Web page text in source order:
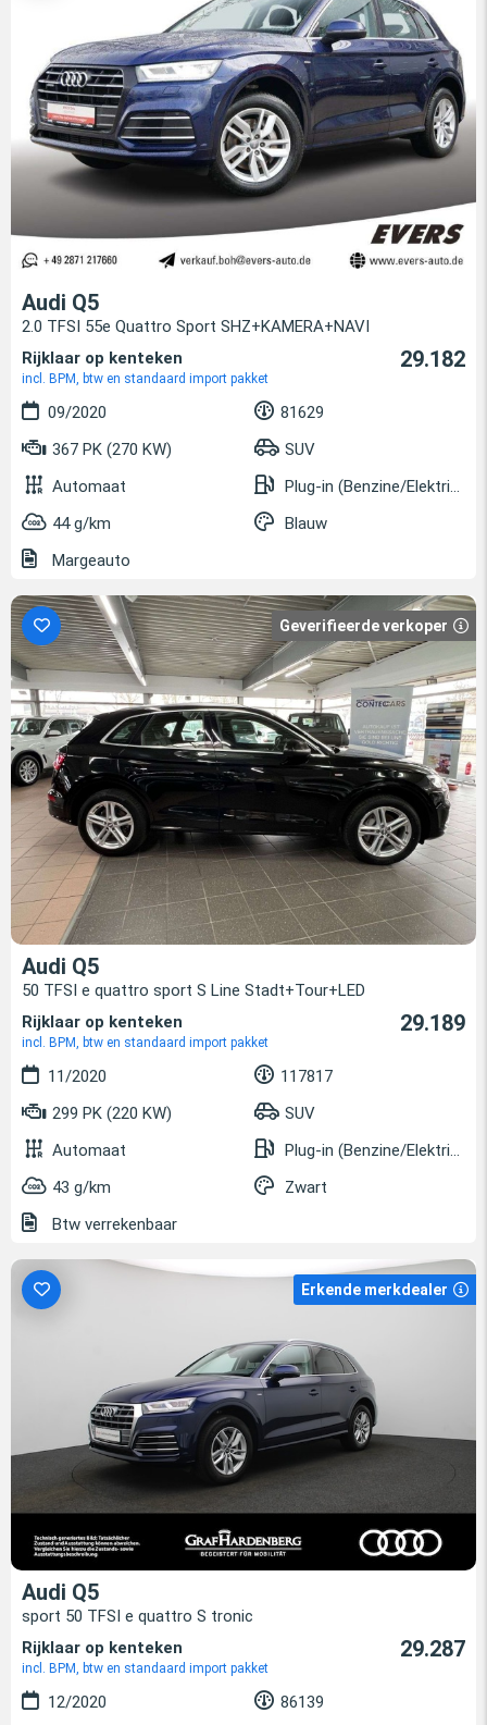
Audi Q5
2.0 TFSI 55e Quattro Sport SHZ+KAMERA+NAVI
Rijklaar op kenteken
incl. BPM, btw en standaard import pakket
29.182
09/2020
81629
367 PK (270 KW)
SUV
Automaat
Plug-in (Benzine/Elektrisch)
44 g/km
Blauw
Margeauto
Geverifieerde verkoper
Audi Q5
50 TFSI e quattro sport S Line Stadt+Tour+LED
Rijklaar op kenteken
incl. BPM, btw en standaard import pakket
29.189
11/2020
117817
299 PK (220 KW)
SUV
Automaat
Plug-in (Benzine/Elektrisch)
43 g/km
Zwart
Btw verrekenbaar
Erkende merkdealer
Audi Q5
sport 50 TFSI e quattro S tronic
Rijklaar op kenteken
incl. BPM, btw en standaard import pakket
29.287
12/2020
86139